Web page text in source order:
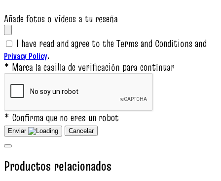
Añade fotos o vídeos a tu reseña
I have read and agree to the Terms and Conditions and
Privacy Policy.
* Marca la casilla de verificación para continuar
* Confirma que no eres un robot
Enviar Cancelar
Productos relacionados